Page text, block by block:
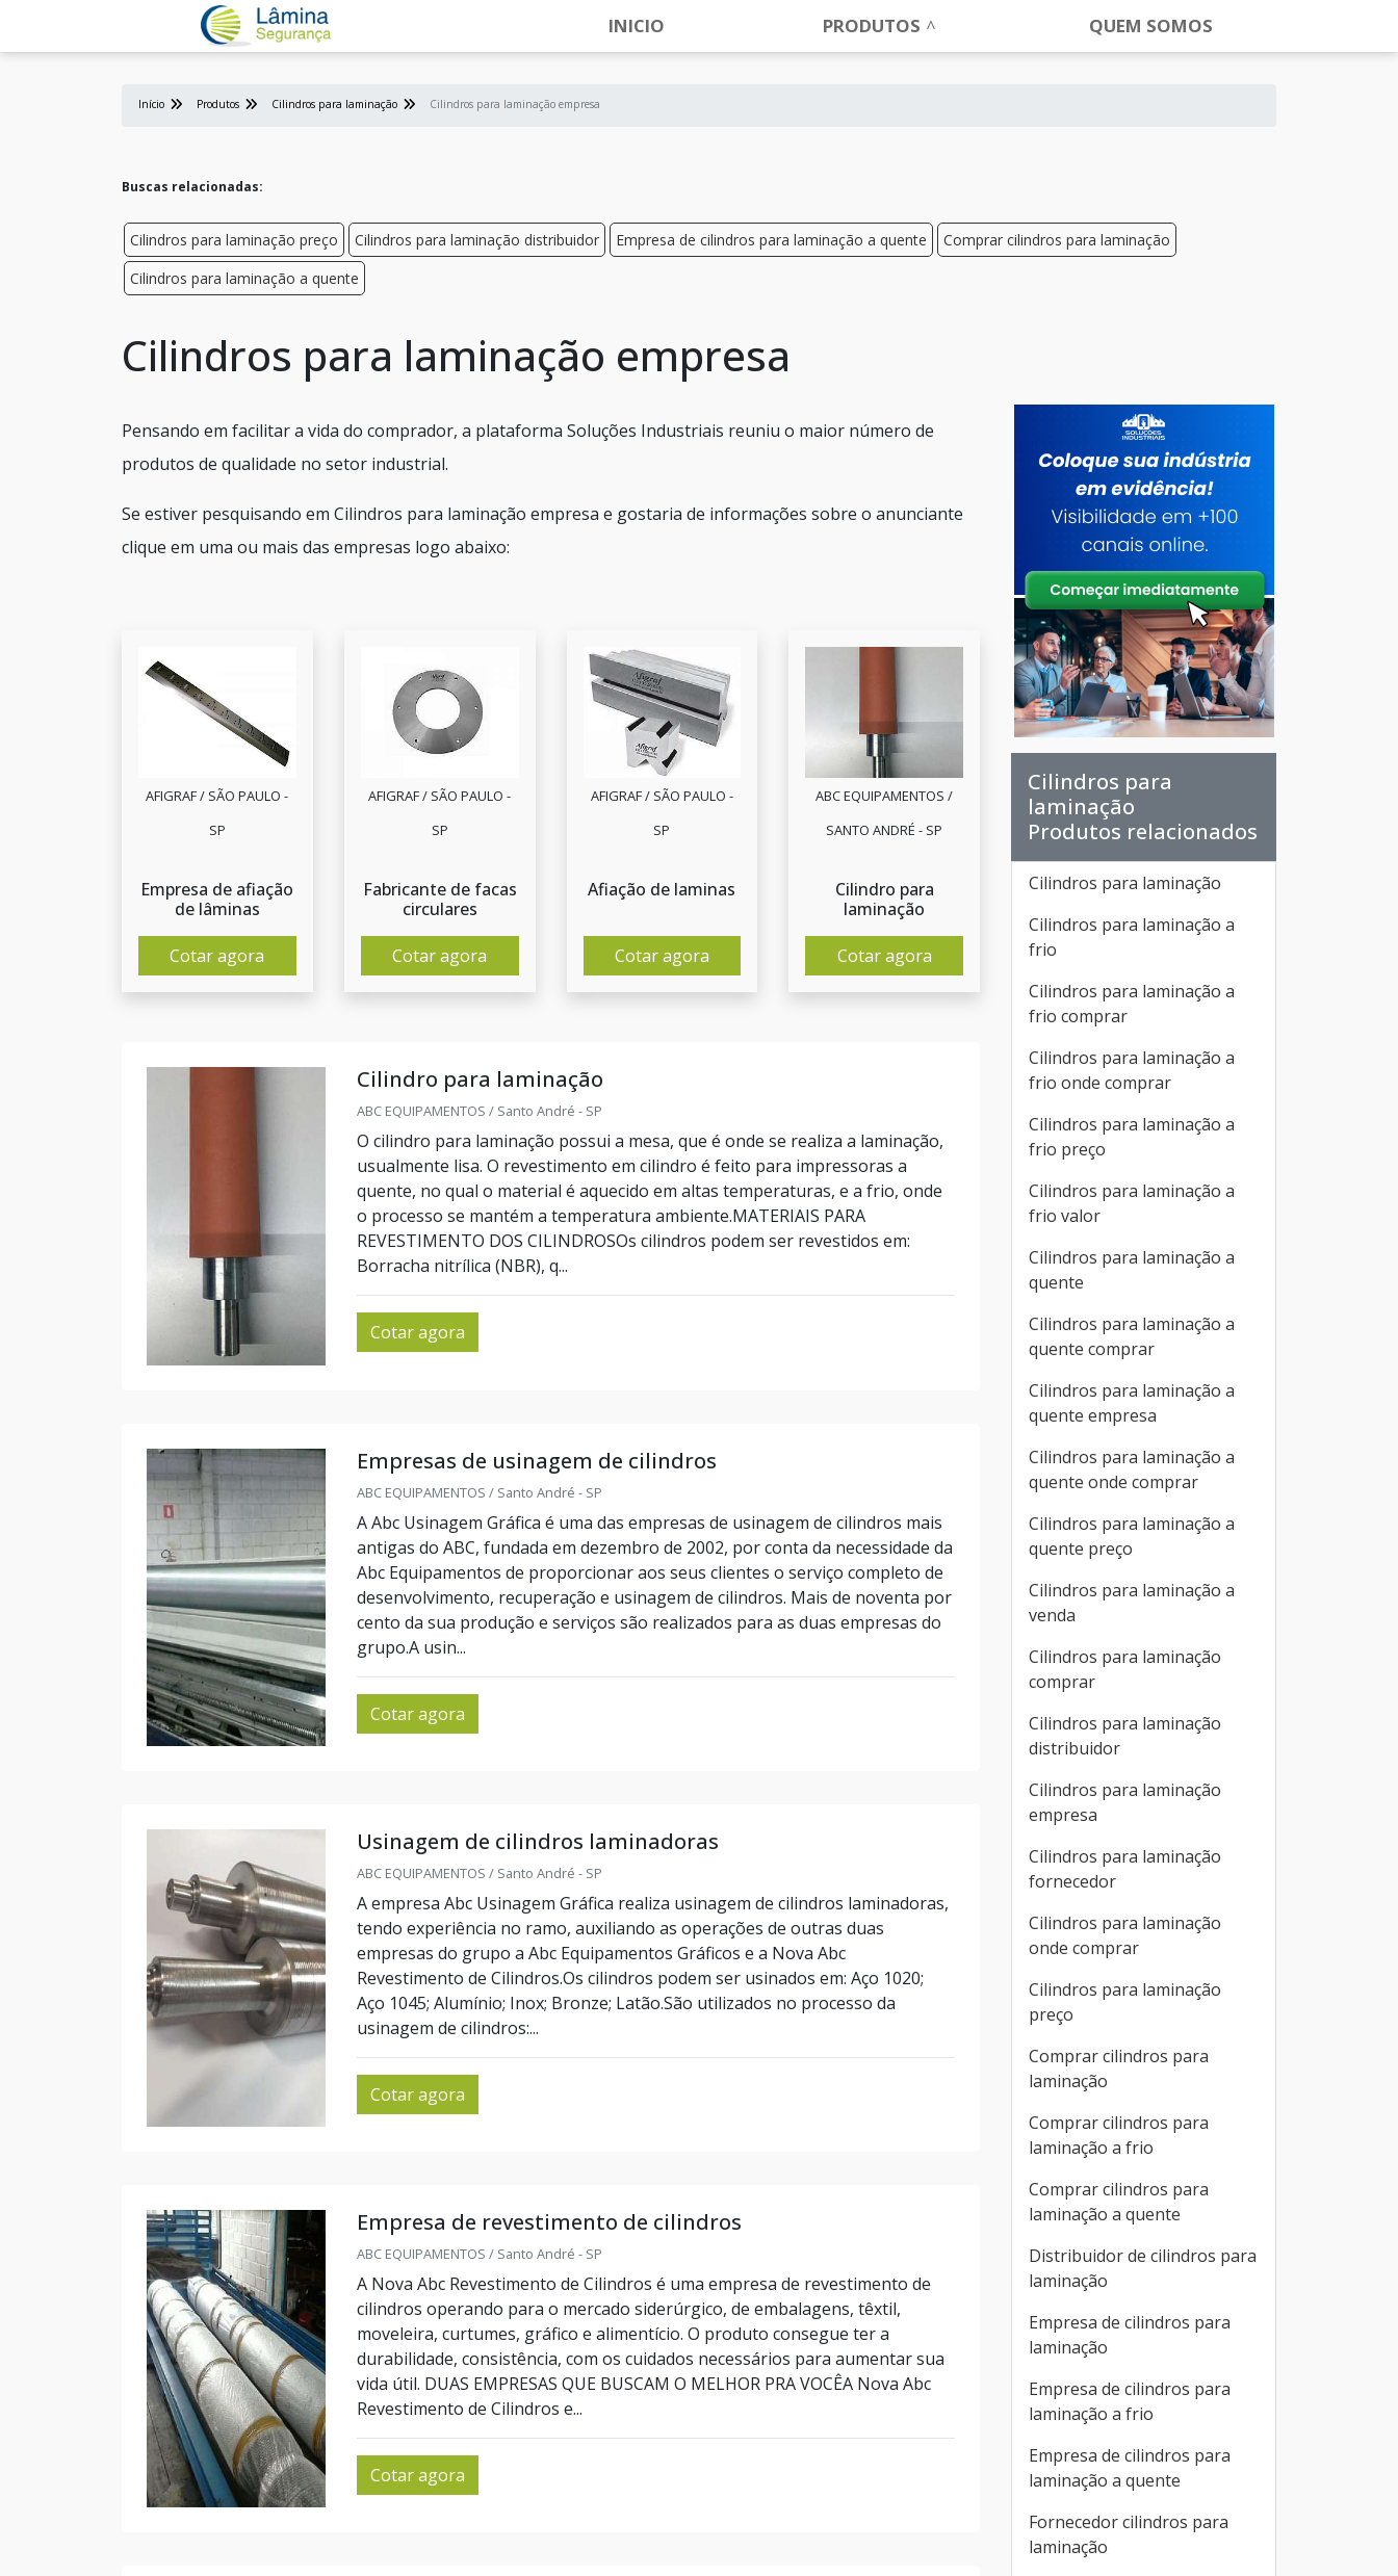
INICIO PRODUTOS QUEM SOMOS
Início Produtos Cilindros para laminação Cilindros para laminação empresa
Buscas relacionadas:
Cilindros para laminação preço Cilindros para laminação distribuidor Empresa de cilindros para laminação a quente
Comprar cilindros para laminação
Cilindros para laminação a quente
Cilindros para laminação empresa
Pensando em facilitar a vida do comprador, a plataforma Soluções Industriais reuniu o maior número de
produtos de qualidade no setor industrial.
Se estiver pesquisando em Cilindros para laminação empresa e gostaria de informações sobre o anunciante
clique em uma ou mais das empresas logo abaixo:
AFIGRAF / SÃO PAULO -
SP
Empresa de afiação
de lâminas
Cotar agora
AFIGRAF / SÃO PAULO -
SP
Fabricante de facas
circulares
Cotar agora
AFIGRAF / SÃO PAULO -
SP
Afiação de laminas
Cotar agora
ABC EQUIPAMENTOS /
SANTO ANDRÉ - SP
Cilindro para
laminação
Cotar agora
Cilindro para laminação
ABC EQUIPAMENTOS / Santo André - SP
O cilindro para laminação possui a mesa, que é onde se realiza a laminação,
usualmente lisa. O revestimento em cilindro é feito para impressoras a
quente, no qual o material é aquecido em altas temperaturas, e a frio, onde
o processo se mantém a temperatura ambiente.MATERIAIS PARA
REVESTIMENTO DOS CILINDROSOs cilindros podem ser revestidos em:
Borracha nitrílica (NBR), q...
Cotar agora
Empresas de usinagem de cilindros
ABC EQUIPAMENTOS / Santo André - SP
A Abc Usinagem Gráfica é uma das empresas de usinagem de cilindros mais
antigas do ABC, fundada em dezembro de 2002, por conta da necessidade da
Abc Equipamentos de proporcionar aos seus clientes o serviço completo de
desenvolvimento, recuperação e usinagem de cilindros. Mais de noventa por
cento da sua produção e serviços são realizados para as duas empresas do
grupo.A usin...
Cotar agora
Usinagem de cilindros laminadoras
ABC EQUIPAMENTOS / Santo André - SP
A empresa Abc Usinagem Gráfica realiza usinagem de cilindros laminadoras,
tendo experiência no ramo, auxiliando as operações de outras duas
empresas do grupo a Abc Equipamentos Gráficos e a Nova Abc
Revestimento de Cilindros.Os cilindros podem ser usinados em: Aço 1020;
Aço 1045; Alumínio; Inox; Bronze; Latão.São utilizados no processo da
usinagem de cilindros:...
Cotar agora
Empresa de revestimento de cilindros
ABC EQUIPAMENTOS / Santo André - SP
A Nova Abc Revestimento de Cilindros é uma empresa de revestimento de
cilindros operando para o mercado siderúrgico, de embalagens, têxtil,
moveleira, curtumes, gráfico e alimentício. O produto consegue ter a
durabilidade, consistência, com os cuidados necessários para aumentar sua
vida útil. DUAS EMPRESAS QUE BUSCAM O MELHOR PRA VOCÊA Nova Abc
Revestimento de Cilindros e...
Cotar agora
Cilindros para
laminação
Produtos relacionados
Cilindros para laminação
Cilindros para laminação a
frio
Cilindros para laminação a
frio comprar
Cilindros para laminação a
frio onde comprar
Cilindros para laminação a
frio preço
Cilindros para laminação a
frio valor
Cilindros para laminação a
quente
Cilindros para laminação a
quente comprar
Cilindros para laminação a
quente empresa
Cilindros para laminação a
quente onde comprar
Cilindros para laminação a
quente preço
Cilindros para laminação a
venda
Cilindros para laminação
comprar
Cilindros para laminação
distribuidor
Cilindros para laminação
empresa
Cilindros para laminação
fornecedor
Cilindros para laminação
onde comprar
Cilindros para laminação
preço
Comprar cilindros para
laminação
Comprar cilindros para
laminação a frio
Comprar cilindros para
laminação a quente
Distribuidor de cilindros para
laminação
Empresa de cilindros para
laminação
Empresa de cilindros para
laminação a frio
Empresa de cilindros para
laminação a quente
Fornecedor cilindros para
laminação